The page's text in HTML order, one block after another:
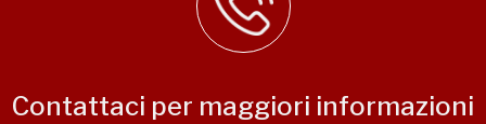
Contattaci per maggiori informazioni